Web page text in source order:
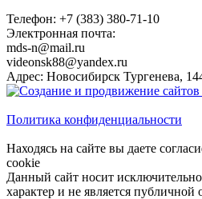
Телефон: +7 (383) 380-71-10
Электронная почта:
mds-n@mail.ru
videonsk88@yandex.ru
Адрес: Новосибирск Тургенева,
Политика конфиденциальности
Находясь на сайте вы даете
cookie
Данный сайт носит
характер и не является публичной